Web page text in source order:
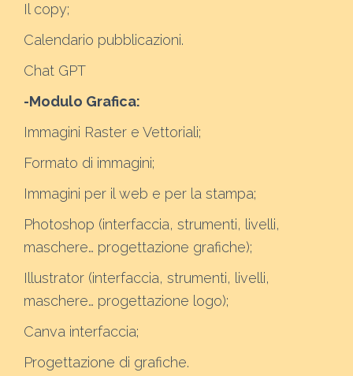
Il copy;
Calendario pubblicazioni.
Chat GPT
-Modulo Grafica:
Immagini Raster e Vettoriali;
Formato di immagini;
Immagini per il web e per la stampa;
Photoshop (interfaccia, strumenti, livelli,
maschere… progettazione grafiche);
Illustrator (interfaccia, strumenti, livelli,
maschere… progettazione logo);
Canva interfaccia;
Progettazione di grafiche.